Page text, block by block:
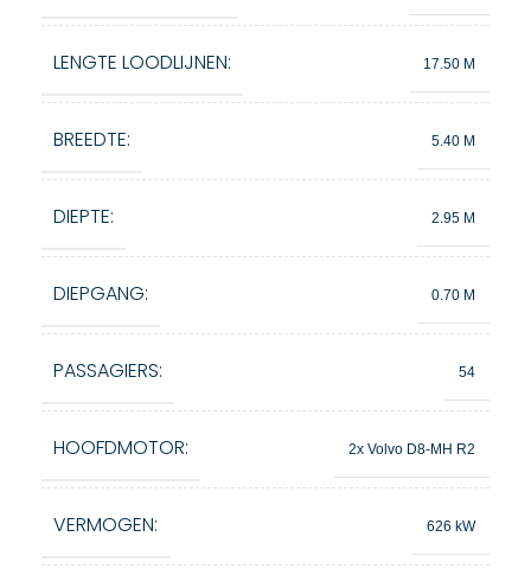
LENGTE LOODLIJNEN: 17.50 M
BREEDTE: 5.40 M
DIEPTE: 2.95 M
DIEPGANG: 0.70 M
PASSAGIERS: 54
HOOFDMOTOR: 2x Volvo D8-MH R2
VERMOGEN: 626 kW